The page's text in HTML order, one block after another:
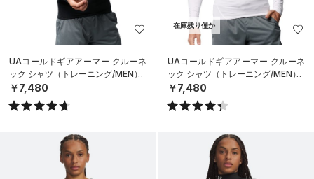
UAコールドギアアーマー クルーネ
ック シャツ（トレーニング/MEN）
￥7,480
在庫残り僅か
UAコールドギアアーマー クルーネ
ック シャツ（トレーニング/MEN）
￥7,480